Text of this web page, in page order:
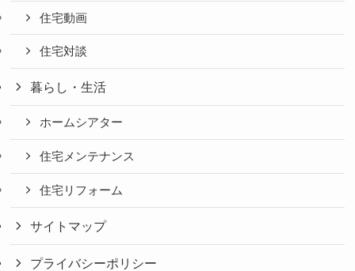
住宅動画
住宅対談
暮らし・生活
ホームシアター
住宅メンテナンス
住宅リフォーム
サイトマップ
プライバシーポリシー